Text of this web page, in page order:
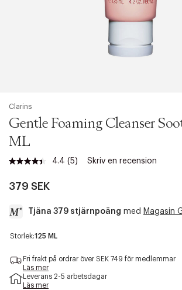
Clarins
Gentle Foaming Cleanser
ML
4.4 Läs
samma
(5) Skriv en recension
379 SEK
Tjäna 379 stjärnpoäng med Magasin
a
c
s
Storlek:125 ML
Fri frakt på ordrar över SEK 749 för medlemmar
Läs mer
Leverans 2-5 arbetsdagar
Läs mer